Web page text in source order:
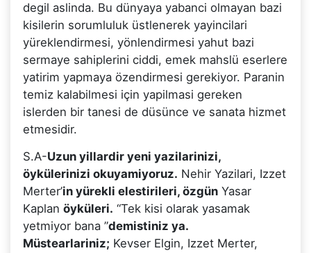
degil aslinda. Bu dünyaya yabanci olmayan bazi
kisilerin sorumluluk üstlenerek yayincilari
yüreklendirmesi, yönlendirmesi yahut bazi
sermaye sahiplerini ciddi, emek mahslü eserlere
yatirim yapmaya özendirmesi gerekiyor. Paranin
temiz kalabilmesi için yapilmasi gereken
islerden bir tanesi de düsünce ve sanata hizmet
etmesidir.
S.A-Uzun yillardir yeni yazilarinizi,
öykülerinizi okuyamiyoruz. Nehir Yazilari, Izzet
Merter’in yürekli elestirileri, özgünYasar
Kaplan öyküleri. “Tek kisi olarak yasamak
yetmiyor bana ”demistiniz ya.
Müstearlariniz; Kevser Elgin, Izzet Merter,